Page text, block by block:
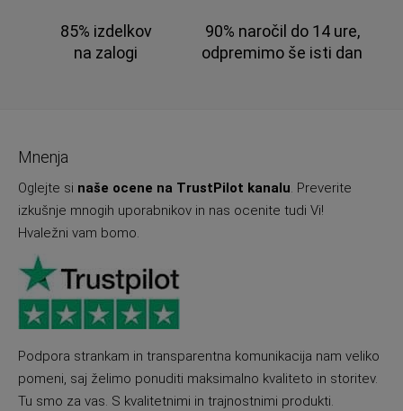
85% izdelkov
na zalogi
90% naročil do 14 ure,
odpremimo še isti dan
Mnenja
Oglejte si naše ocene na TrustPilot kanalu. Preverite
izkušnje mnogih uporabnikov in nas ocenite tudi Vi!
Hvaležni vam bomo.
Podpora strankam in transparentna komunikacija nam veliko
pomeni, saj želimo ponuditi maksimalno kvaliteto in storitev.
Tu smo za vas. S kvalitetnimi in trajnostnimi produkti.